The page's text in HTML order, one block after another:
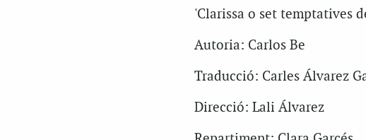
'Clarissa o set temptatives
Autoria: Carlos Be
Traducció: Carles Álvarez
Direcció: Lali Álvarez